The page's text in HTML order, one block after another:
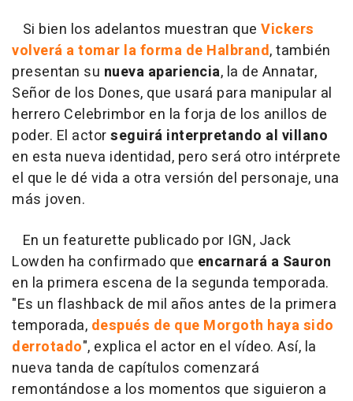
Si bien los adelantos muestran que Vickers
volverá a tomar la forma de Halbrand, también
presentan su nueva apariencia, la de Annatar,
Señor de los Dones, que usará para manipular al
herrero Celebrimbor en la forja de los anillos de
poder. El actorseguirá interpretando al villano
en esta nueva identidad, pero será otro intérprete
el que le dé vida a otra versión del personaje, una
más joven.
En un featurette publicado por IGN, Jack
Lowden ha confirmado que encarnará a Sauron
en la primera escena de la segunda temporada.
"Es un flashback de mil años antes de la primera
temporada, después de que Morgoth haya sido
derrotado", explica el actor en el vídeo. Así, la
nueva tanda de capítulos comenzará
remontándose a los momentos que siguieron a